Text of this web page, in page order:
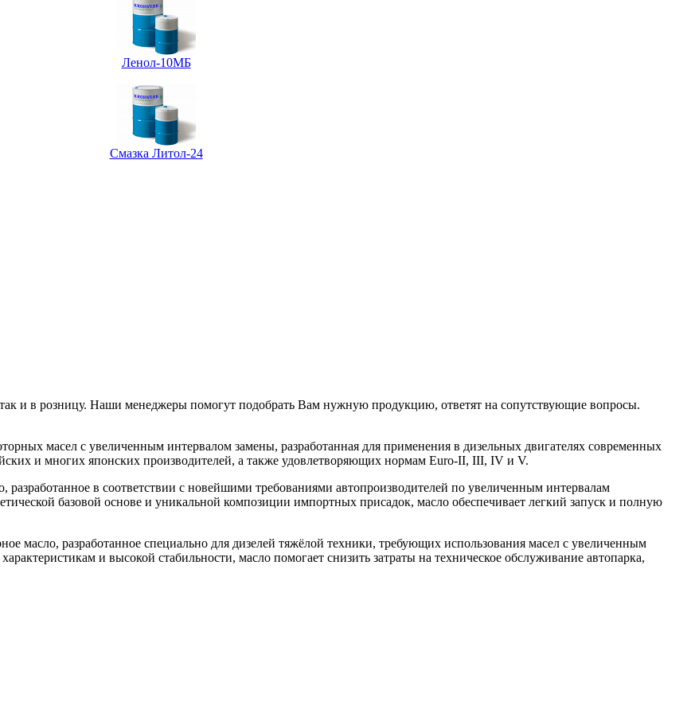
Ленол-10МБ
Смазка Литол-24
и в розницу. Наши менеджеры помогут подобрать Вам нужную продукцию, ответят на сопутствующие вопросы.
масел с увеличенным интервалом замены, разработанная для применения в дизельных двигателях современных
и многих японских производителей, а также удовлетворяющих нормам Euro-ІІ, III, IV и V.
разработанное в соответствии с новейшими требованиями автопроизводителей по увеличенным интервалам
базовой основе и уникальной композиции импортных присадок, масло обеспечивает легкий запуск и полную
масло, разработанное специально для дизелей тяжёлой техники, требующих использования масел с увеличенным
и высокой стабильности, масло помогает снизить затраты на техническое обслуживание автопарка,